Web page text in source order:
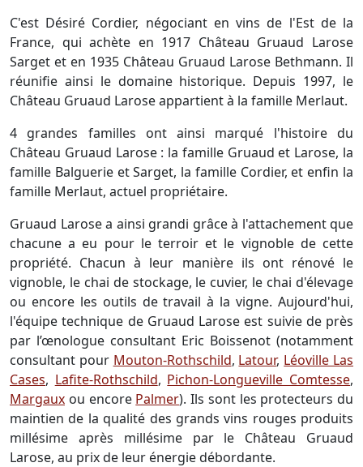
C'est Désiré Cordier, négociant en vins de l'Est de la
France, qui achète en 1917 Château Gruaud Larose
Sarget et en 1935 Château Gruaud Larose Bethmann. Il
réunifie ainsi le domaine historique. Depuis 1997, le
Château Gruaud Larose appartient à la famille Merlaut.
4 grandes familles ont ainsi marqué l'histoire du
Château Gruaud Larose : la famille Gruaud et Larose, la
famille Balguerie et Sarget, la famille Cordier, et enfin la
famille Merlaut, actuel propriétaire.
Gruaud Larose a ainsi grandi grâce à l'attachement que
chacune a eu pour le terroir et le vignoble de cette
propriété. Chacun à leur manière ils ont rénové le
vignoble, le chai de stockage, le cuvier, le chai d'élevage
ou encore les outils de travail à la vigne. Aujourd'hui,
l'équipe technique de Gruaud Larose est suivie de près
par l’œnologue consultant Eric Boissenot (notamment
consultant pour Mouton-Rothschild, Latour, Léoville Las
Cases, Lafite-Rothschild, Pichon-Longueville Comtesse,
Margaux ou encore Palmer). Ils sont les protecteurs du
maintien de la qualité des grands vins rouges produits
millésime après millésime par le Château Gruaud
Larose, au prix de leur énergie débordante.